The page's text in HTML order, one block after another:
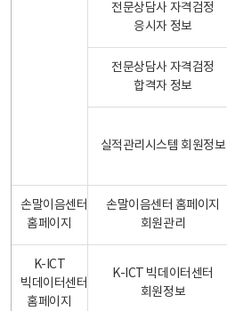
전문상담사 자격검정
응시자 정보
전문상담사 자격검정
합격자 정보
실적관리시스템 회원정보
손말이음센터
홈페이지
손말이음센터 홈페이지
회원관리
K-ICT
빅데이터센터
홈페이지
K-ICT 빅데이터센터
회원정보